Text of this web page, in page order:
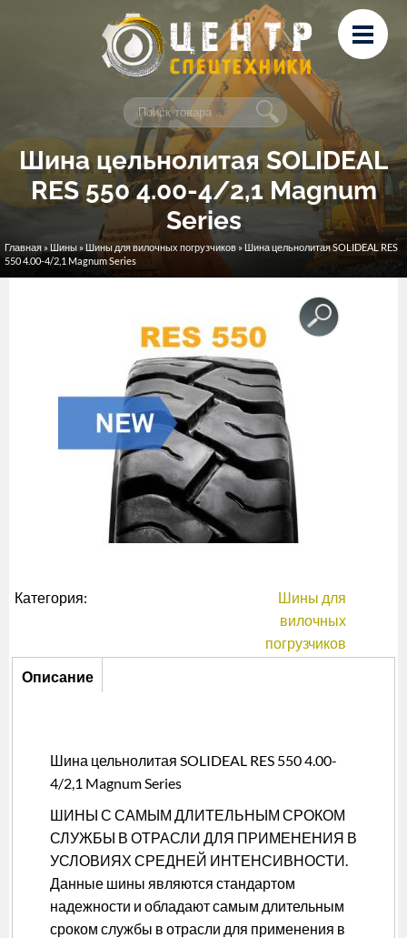
Перейти к основному содержанию
Лизинг
Сервис и ремонт
Контакты
Шина цельнолитая SOLIDEAL
RES 550 4.00-4/2,1 Magnum
Series
Вы здесь
Главная » Шины » Шины для вилочных погрузчиков » Шина цельнолитая SOLIDEAL RES
550 4.00-4/2,1 Magnum Series
Категория:
Шины для
вилочных
погрузчиков
Описание
Описание
Шина цельнолитая SOLIDEAL RES 550 4.00-
4/2,1 Magnum Series
ШИНЫ С САМЫМ ДЛИТЕЛЬНЫМ СРОКОМ
СЛУЖБЫ В ОТРАСЛИ ДЛЯ ПРИМЕНЕНИЯ В
УСЛОВИЯХ СРЕДНЕЙ ИНТЕНСИВНОСТИ.
Данные шины являются стандартом
надежности и обладают самым длительным
сроком службы в отрасли для применения в